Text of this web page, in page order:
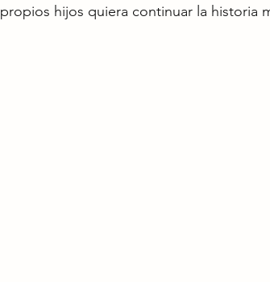
propios hijos quiera continuar la historia